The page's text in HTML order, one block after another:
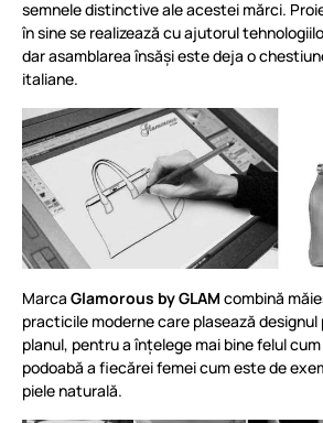
semnele distinctive ale acestei mărci.
în sine se realizează cu ajutorul
dar asamblarea însăși este deja o
italiane.
Marca Glamorous by GLAM combină
practicile moderne care plasează designul
planul, pentru a înțelege mai bine felul
podoabă a fiecărei femei cum este de
piele naturală.